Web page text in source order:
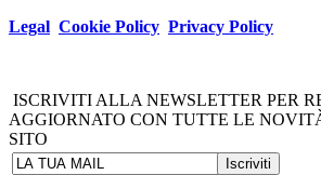
Legal Cookie Policy Privacy Policy
ISCRIVITI ALLA NEWSLETTER PER
AGGIORNATO CON TUTTE LE
SITO